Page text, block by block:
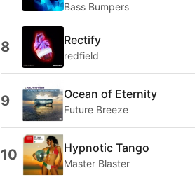
Bass Bumpers
8 Rectify
redfield
9 Ocean of Eternity
Future Breeze
10 Hypnotic Tango
Master Blaster